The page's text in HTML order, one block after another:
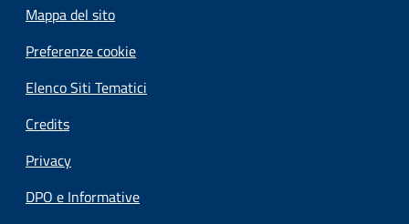
Mappa del sito
Preferenze cookie
Elenco Siti Tematici
Credits
Privacy
DPO e Informative